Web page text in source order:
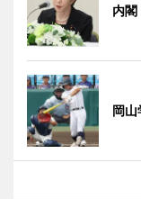
内閣
岡